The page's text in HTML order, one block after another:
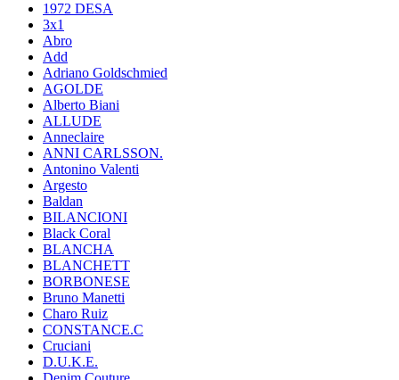
1972 DESA
3x1
Abro
Add
Adriano Goldschmied
AGOLDE
Alberto Biani
ALLUDE
Anneclaire
ANNI CARLSSON.
Antonino Valenti
Argesto
Baldan
BILANCIONI
Black Coral
BLANCHA
BLANCHETT
BORBONESE
Bruno Manetti
Charo Ruiz
CONSTANCE.C
Cruciani
D.U.K.E.